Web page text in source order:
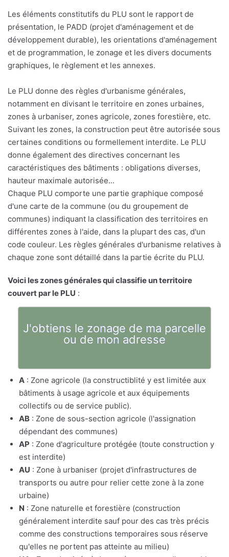
Les éléments constitutifs du PLU sont le rapport de
présentation, le PADD (projet d'aménagement et de
développement durable), les orientations d'aménagement
et de programmation, le zonage et les divers documents
graphiques, le règlement et les annexes.
Le PLU donne des règles d'urbanisme générales,
notamment en divisant le territoire en zones urbaines,
zones à urbaniser, zones agricole, zones forestière, etc.
Suivant les zones, la construction peut être autorisée sous
certaines conditions ou formellement interdite. Le PLU
donne également des directives concernant les
caractéristiques des bâtiments : obligations diverses,
hauteur maximale autorisée...
Chaque PLU comporte une partie graphique composé
d'une carte de la commune (ou du groupement de
communes) indiquant la classification des territoires en
différentes zones à l'aide, dans la plupart des cas, d'un
code couleur. Les règles générales d'urbanisme relatives à
chaque zone sont détaillé dans la partie écrite du PLU.
Voici les zones générales qui classifie un territoire
couvert par le PLU :
J'obtiens le zonage de ma parcelle
ou de mon adresse
A : Zone agricole (la constructiblité y est limitée aux
bâtiments à usage agricole et aux équipements
collectifs ou de service public).
AB : Zone de sous-section agricole (l'assignation
dépendant des communes)
AP : Zone d'agriculture protégée (toute construction y
est interdite)
AU : Zone à urbaniser (projet d'infrastructures de
transports ou autre pour relier cette zone à la zone
urbaine)
N : Zone naturelle et forestière (construction
généralement interdite sauf pour des cas très précis
comme des constructions temporaires sous réserve
qu'elles ne portent pas atteinte au milieu)